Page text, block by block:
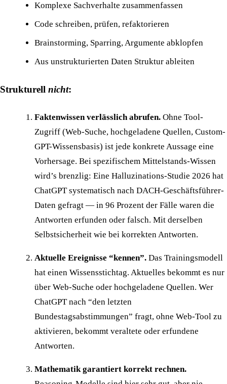
Komplexe Sachverhalte zusammenfassen
Code schreiben, prüfen, refaktorieren
Brainstorming, Sparring, Argumente abklopfen
Aus unstrukturierten Daten Struktur ableiten
Strukturell nicht:
Faktenwissen verlässlich abrufen. Ohne Tool-
Zugriff (Web-Suche, hochgeladene Quellen, Custom-
GPT-Wissensbasis) ist jede konkrete Aussage eine
Vorhersage. Bei spezifischem Mittelstands-Wissen
wird’s brenzlig: Eine Halluzinations-Studie 2026 hat
ChatGPT systematisch nach DACH-Geschäftsführer-
Daten gefragt — in 96 Prozent der Fälle waren die
Antworten erfunden oder falsch. Mit derselben
Selbstsicherheit wie bei korrekten Antworten.
Aktuelle Ereignisse “kennen”. Das Trainingsmodell
hat einen Wissensstichtag. Aktuelles bekommt es nur
über Web-Suche oder hochgeladene Quellen. Wer
ChatGPT nach “den letzten
Bundestagsabstimmungen” fragt, ohne Web-Tool zu
aktivieren, bekommt veraltete oder erfundene
Antworten.
Mathematik garantiert korrekt rechnen.